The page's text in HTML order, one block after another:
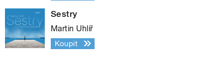
Sestry
Martin Uhlíř
Koupit